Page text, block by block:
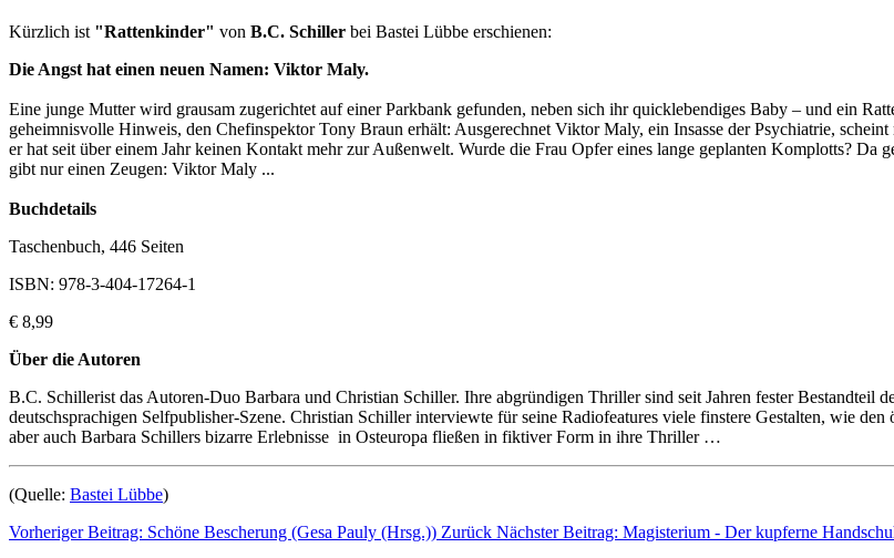
Kürzlich ist "Rattenkinder" von B.C. Schiller bei Bastei Lübbe erschienen:
Die Angst hat einen neuen Namen: Viktor Maly.
Eine junge Mutter wird grausam zugerichtet auf einer Parkbank gefunden, neben sich ihr quicklebendiges Baby – und ein
geheimnisvolle Hinweis, den Chefinspektor Tony Braun erhält: Ausgerechnet Viktor Maly, ein Insasse der Psychiatrie,
er hat seit über einem Jahr keinen Kontakt mehr zur Außenwelt. Wurde die Frau Opfer eines lange geplanten Komplotts? Da
gibt nur einen Zeugen: Viktor Maly ...
Buchdetails
Taschenbuch, 446 Seiten
ISBN: 978-3-404-17264-1
€ 8,99
Über die Autoren
B.C. Schillerist das Autoren-Duo Barbara und Christian Schiller. Ihre abgründigen Thriller sind seit Jahren fester Bestandteil
deutschsprachigen Selfpublisher-Szene. Christian Schiller interviewte für seine Radiofeatures viele finstere Gestalten, wie
aber auch Barbara Schillers bizarre Erlebnisse in Osteuropa fließen in fiktiver Form in ihre Thriller …
(Quelle: Bastei Lübbe)
Vorheriger Beitrag: Schöne Bescherung (Gesa Pauly (Hrsg.)) Zurück Nächster Beitrag: Magisterium - Der kupferne